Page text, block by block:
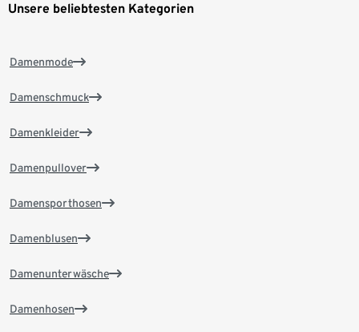
Unsere beliebtesten Kategorien
Damenmode
Damenschmuck
Damenkleider
Damenpullover
Damensporthosen
Damenblusen
Damenunterwäsche
Damenhosen